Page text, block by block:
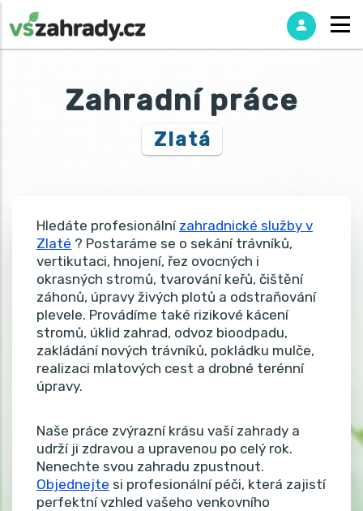
Zahradní práce
Zlatá
Hledáte profesionální zahradnické služby v
Zlaté ? Postaráme se o sekání trávníků,
vertikutaci, hnojení, řez ovocných i
okrasných stromů, tvarování keřů, čištění
záhonů, úpravy živých plotů a odstraňování
plevele. Provádíme také rizikové kácení
stromů, úklid zahrad, odvoz bioodpadu,
zakládání nových trávníků, pokládku mulče,
realizaci mlatových cest a drobné terénní
úpravy.
Naše práce zvýrazní krásu vaší zahrady a
udrží ji zdravou a upravenou po celý rok.
Nenechte svou zahradu zpustnout.
Objednejte si profesionální péči, která zajistí
perfektní vzhled vašeho venkovního